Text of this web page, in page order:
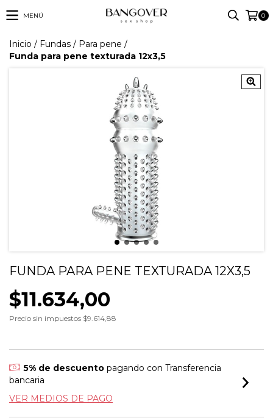
MENÚ 0
Inicio / Fundas / Para pene /
Funda para pene texturada 12x3,5
FUNDA PARA PENE TEXTURADA 12X3,5
$11.634,00
Precio sin impuestos $9.614,88
5% de descuentopagando con Transferencia
bancaria
VER MEDIOS DE PAGO